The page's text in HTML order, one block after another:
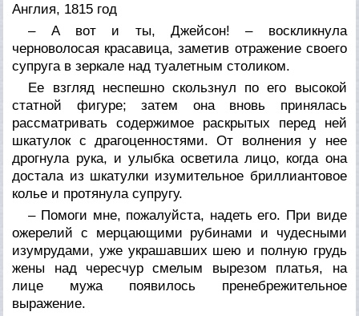
Англия, 1815 год
– А вот и ты, Джейсон! – воскликнула
черноволосая красавица, заметив отражение своего
супруга в зеркале над туалетным столиком.
Ее взгляд неспешно скользнул по его высокой
статной фигуре; затем она вновь принялась
рассматривать содержимое раскрытых перед ней
шкатулок с драгоценностями. От волнения у нее
дрогнула рука, и улыбка осветила лицо, когда она
достала из шкатулки изумительное бриллиантовое
колье и протянула супругу.
– Помоги мне, пожалуйста, надеть его. При виде
ожерелий с мерцающими рубинами и чудесными
изумрудами, уже украшавших шею и полную грудь
жены над чересчур смелым вырезом платья, на
лице мужа появилось пренебрежительное
выражение.